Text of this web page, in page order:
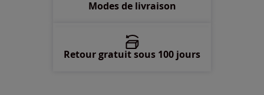
Modes de livraison
Retour gratuit sous 100 jours